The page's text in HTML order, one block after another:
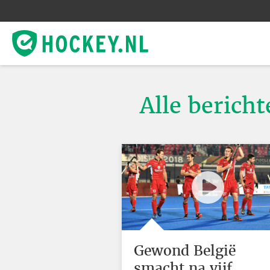
Alle
Gewond België